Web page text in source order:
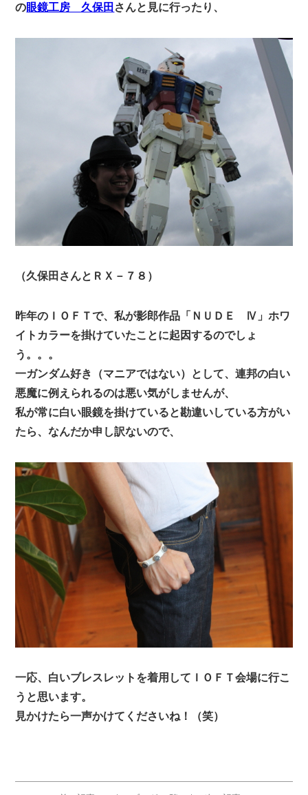
の眼鏡工房 久保田 さんと見に行ったり、
（久保田さんとＲＸ－７８）
昨年のＩＯＦＴで、私が影郎作品「ＮＵＤＥ Ⅳ」ホワ
イトカラーを掛けていたことに起因するのでしょ
う。。。
一ガンダム好き（マニアではない）として、連邦の白い
悪魔に例えられるのは悪い気がしませんが、
私が常に白い眼鏡を掛けていると勘違いしている方がい
たら、なんだか申し訳ないので、
一応、白いブレスレットを着用してＩＯＦＴ会場に行こ
うと思います。
見かけたら一声かけてくださいね！（笑）